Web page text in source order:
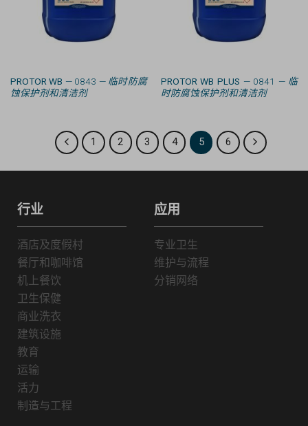
PROTOR WB — 0843 — 临时防腐
蚀保护剂和清洁剂
PROTOR WB PLUS — 0841 — 临
时防腐蚀保护剂和清洁剂
1 2 3 4 5 6
行业
酒店及度假村
餐厅和咖啡馆
机上餐饮
卫生保健
商业洗衣
建筑设施
教育
运输
活力
制造与工程
应用
专业卫生
维护与流程
分销网络